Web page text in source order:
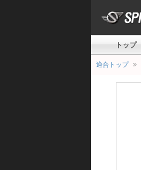
トップ
適合トップ